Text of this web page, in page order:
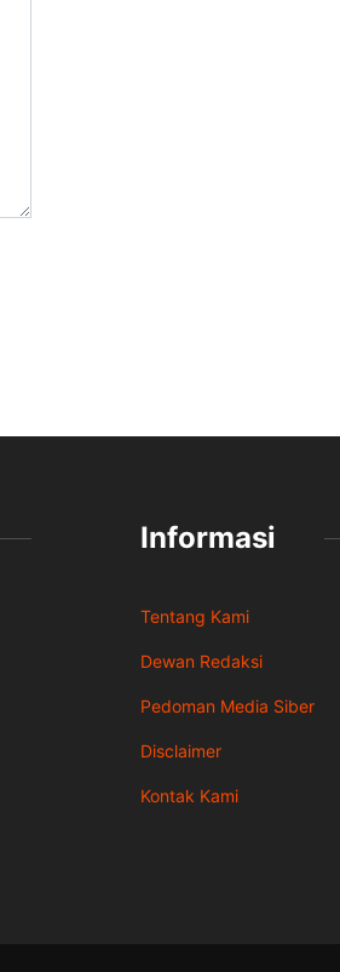
Informasi
Tentang Kami
Dewan Redaksi
Pedoman Media Siber
Disclaimer
Kontak Kami